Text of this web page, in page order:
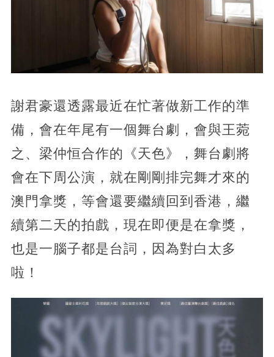
謝君豪還透露最近在忙著做新工作的準
備，會在年尾有一個舞台劇，會與王菀
之、梁仲恒合作的《天色》，舞台劇將
會在下周公演，就在剛剛排完舞才來的
澳門拿獎，等會還要繼續回到香港，繼
續第二天的拍戲，現在即便是在拿獎，
也是一腦子都是台詞，因為對白太多
啦！